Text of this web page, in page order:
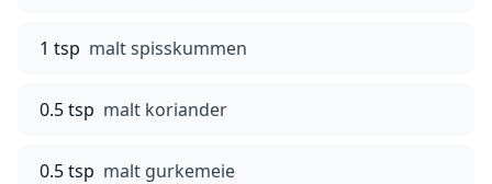
1 tsp malt spisskummen
0.5 tsp malt koriander
0.5 tsp malt gurkemeie